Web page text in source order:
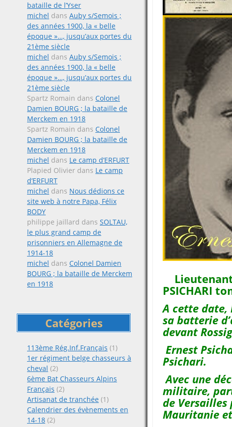
bataille de l’Yser
michel dans Auby s/Semois ;
des années 1900, la « belle
époque »…, jusqu’aux portes du
21ème siècle
michel dans Auby s/Semois ;
des années 1900, la « belle
époque »…, jusqu’aux portes du
21ème siècle
Spartz Romain dans Colonel
Damien BOURG ; la bataille de
Merckem en 1918
Spartz Romain dans Colonel
Damien BOURG ; la bataille de
Merckem en 1918
michel dans Le camp d’ERFURT
Plapied Olivier dans Le camp
d’ERFURT
michel dans Nous dédions ce
site web à notre Papa, Félix
BODY
philippe jaillard dans SOLTAU,
le plus grand camp de
prisonniers en Allemagne de
1914-18
michel dans Colonel Damien
BOURG ; la bataille de Merckem
en 1918
Catégories
113ème Rég.Inf.Français (1)
1er régiment belge chasseurs à
cheval (2)
6ème Bat Chasseurs Alpins
Français (2)
Artisanat de tranchée (1)
Calendrier des évènements en
14-18 (2)
PSICHARI
A cette date,
sa batterie
devant
Ernest
Psichari.
Avec une
militaire,
de
Mauritanie et